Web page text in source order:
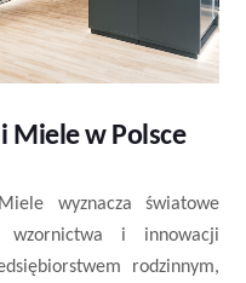
Miele w Polsce
wyznacza światowe
wzornictwa i innowacji
rodzinnym,